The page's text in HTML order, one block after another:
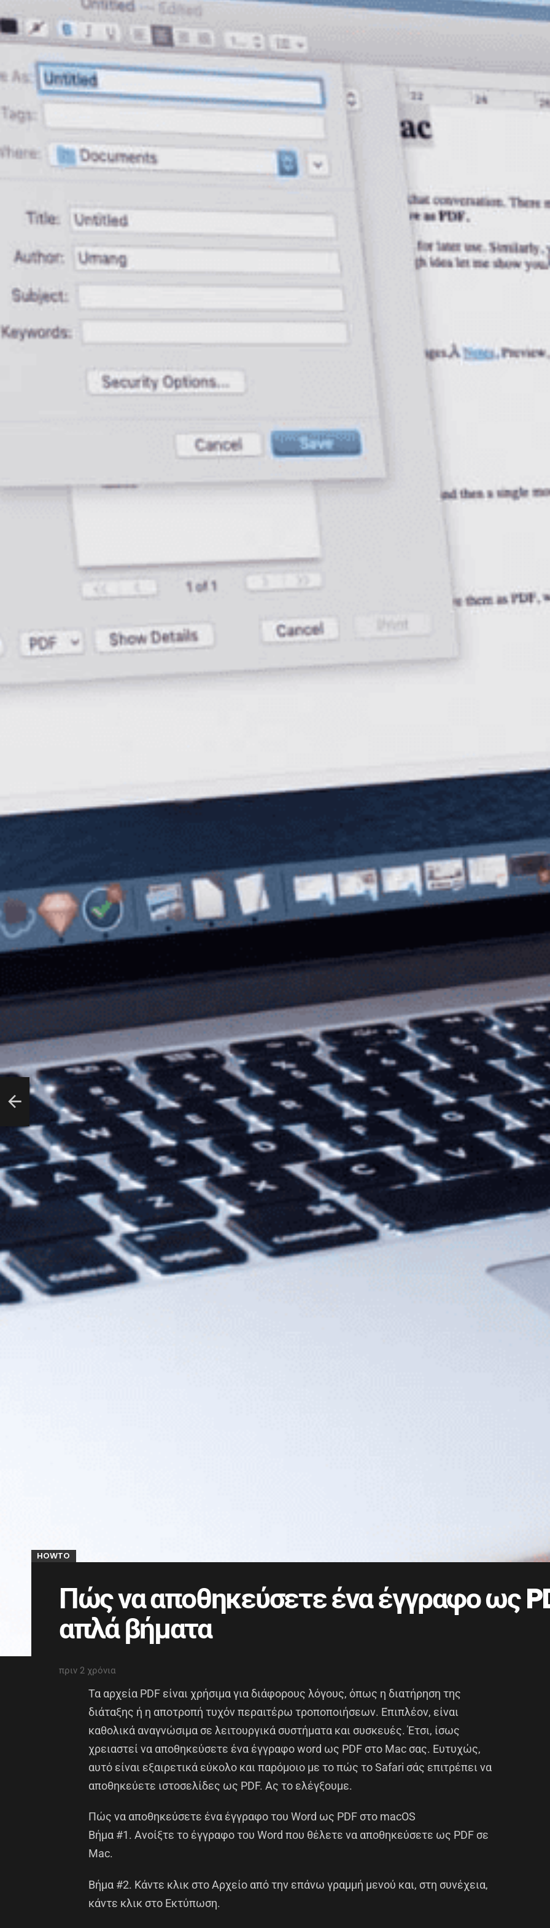
HOWTO
Πώς να αποθηκεύσετε ένα έγγραφο ως
απλά βήματα
πριν 2 χρόνια
Τα αρχεία PDF είναι χρήσιμα για διάφορους λόγους, όπως η διατήρηση της
διάταξης ή η αποτροπή τυχόν περαιτέρω τροποποιήσεων. Επιπλέον, είναι
καθολικά αναγνώσιμα σε λειτουργικά συστήματα και συσκευές. Έτσι, ίσως
χρειαστεί να αποθηκεύσετε ένα έγγραφο word ως PDF στο Mac σας. Ευτυχώς,
αυτό είναι εξαιρετικά εύκολο και παρόμοιο με το πώς το Safari σάς επιτρέπει να
αποθηκεύετε ιστοσελίδες ως PDF. Ας το ελέγξουμε.
Πώς να αποθηκεύσετε ένα έγγραφο του Word ως PDF στο macOS
Βήμα #1. Ανοίξτε το έγγραφο του Word που θέλετε να αποθηκεύσετε ως PDF σε
Mac.
Βήμα #2. Κάντε κλικ στο Αρχείο από την επάνω γραμμή μενού και, στη συνέχεια,
κάντε κλικ στο Εκτύπωση.